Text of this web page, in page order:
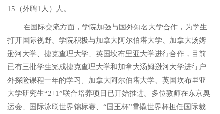
15（外聘1人）人。
在国际交流方面，学院加强与国外知名大学合作，为学生
打开国际视野。学院积极与加拿大阿尔伯塔大学、加拿大汤姆
逊河大学、捷克查理大学、英国坎布里亚大学进行合作，目前
已有三批学生完成捷克查理大学和加拿大汤姆逊河大学进行户
外探险课程一年的学习。加拿大阿尔伯塔大学、英国坎布里亚
大学研究生“2+1”联合培养项目已开始推进。多位教师在东京奥
运会、国际泳联世界锦标赛、“国王杯”雪撬世界杯担任国际裁